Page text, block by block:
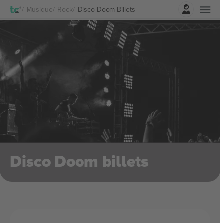
Musique Rock Disco Doom BilletsConnexion
Disco Doom billets